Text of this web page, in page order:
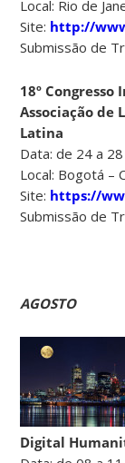
Local: Rio de
Site: http://
Submissão de
18º Congresso
Associação de
Latina
Data: de 24 a
Local: Bogotá –
Site: https://
Submissão de
AGOSTO
Digital